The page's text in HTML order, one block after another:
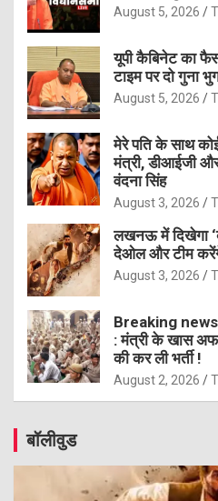
August 5, 2026
यूपी कैबिनेट का
टाइम पर दो गुना
August 5, 2026
मेरे पति के साथ
मंत्री, डीआईजी
वंदना सिंह
August 3, 2026
लखनऊ में दिखेगा
देओल और टीम
August 3, 2026
Breaking news-
: मंत्री के खास
की कर ली भर्ती !
August 2, 2026
बॉलीवुड